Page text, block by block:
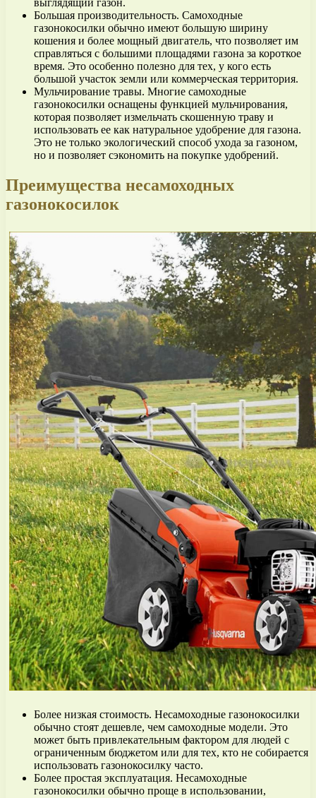
выглядящий газон.
Большая производительность. Самоходные
газонокосилки обычно имеют большую ширину
кошения и более мощный двигатель, что позволяет им
справляться с большими площадями газона за короткое
время. Это особенно полезно для тех, у кого есть
большой участок земли или коммерческая территория.
Мульчирование травы. Многие самоходные
газонокосилки оснащены функцией мульчирования,
которая позволяет измельчать скошенную траву и
использовать ее как натуральное удобрение для газона.
Это не только экологический способ ухода за газоном,
но и позволяет сэкономить на покупке удобрений.
Преимущества несамоходных
газонокосилок
Более низкая стоимость. Несамоходные газонокосилки
обычно стоят дешевле, чем самоходные модели. Это
может быть привлекательным фактором для людей с
ограниченным бюджетом или для тех, кто не собирается
использовать газонокосилку часто.
Более простая эксплуатация. Несамоходные
газонокосилки обычно проще в использовании,